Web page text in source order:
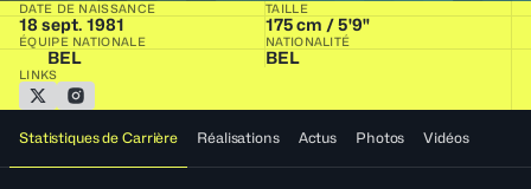
DATE DE NAISSANCE
18 sept. 1981
TAILLE
175 cm / 5'9"
ÉQUIPE NATIONALE
BEL
NATIONALITÉ
BEL
LINKS
Statistiques de Carrière Réalisations Actus Photos Vidéos